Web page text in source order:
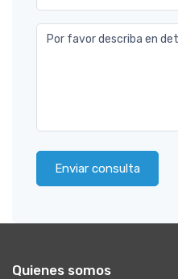
Por favor describa en
Enviar consulta
Quienes somos